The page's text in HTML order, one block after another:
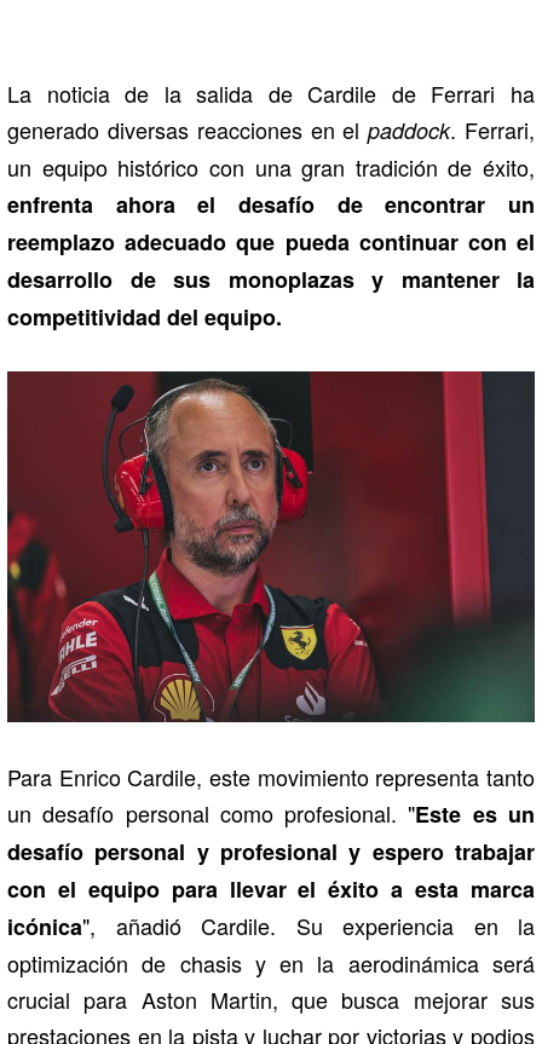
La noticia de la salida de Cardile de Ferrari ha
generado diversas reacciones en elpaddock. Ferrari,
un equipo histórico con una gran tradición de éxito,
enfrenta ahora el desafío de encontrar un
reemplazo adecuado que pueda continuar con el
desarrollo de sus monoplazas y mantener la
competitividad del equipo.
Para Enrico Cardile, este movimiento representa tanto
un desafío personal como profesional. "Este es un
desafío personal y profesional y espero trabajar
con el equipo para llevar el éxito a esta marca
icónica", añadió Cardile. Su experiencia en la
optimización de chasis y en la aerodinámica será
crucial para Aston Martin, que busca mejorar sus
prestaciones en la pista y luchar por victorias y podios